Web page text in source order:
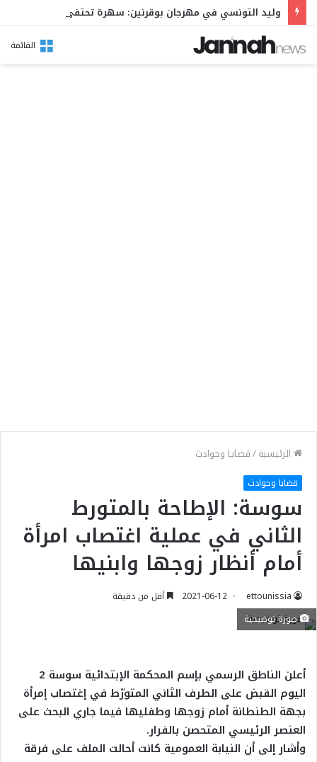
القائمة
الرئيسية/قضايا وحوادث
قضايا وحوادث
سوسة: الإطاحة بالمتورط
الثاني في عملية اغتصاب امرأة
أمام أنظار زوجها وابنيها
ettounissia
2021-06-12
أقل من دقيقة
صورة توضيحية
أعلن الناطق الرسمي بإسم المحكمة الإبتدائية سوسة 2
اليوم القبض على الطرف الثاني المتورّط في إغتصاب إمرأة
بجهة الطنطانة أمام زوجها وطفليها فيما جاري البحث على
العنصر الرئيسي المتحصن بالفرار.
وأشار إلى أن النيابة العمومية كانت أحالت الملف على فرقة